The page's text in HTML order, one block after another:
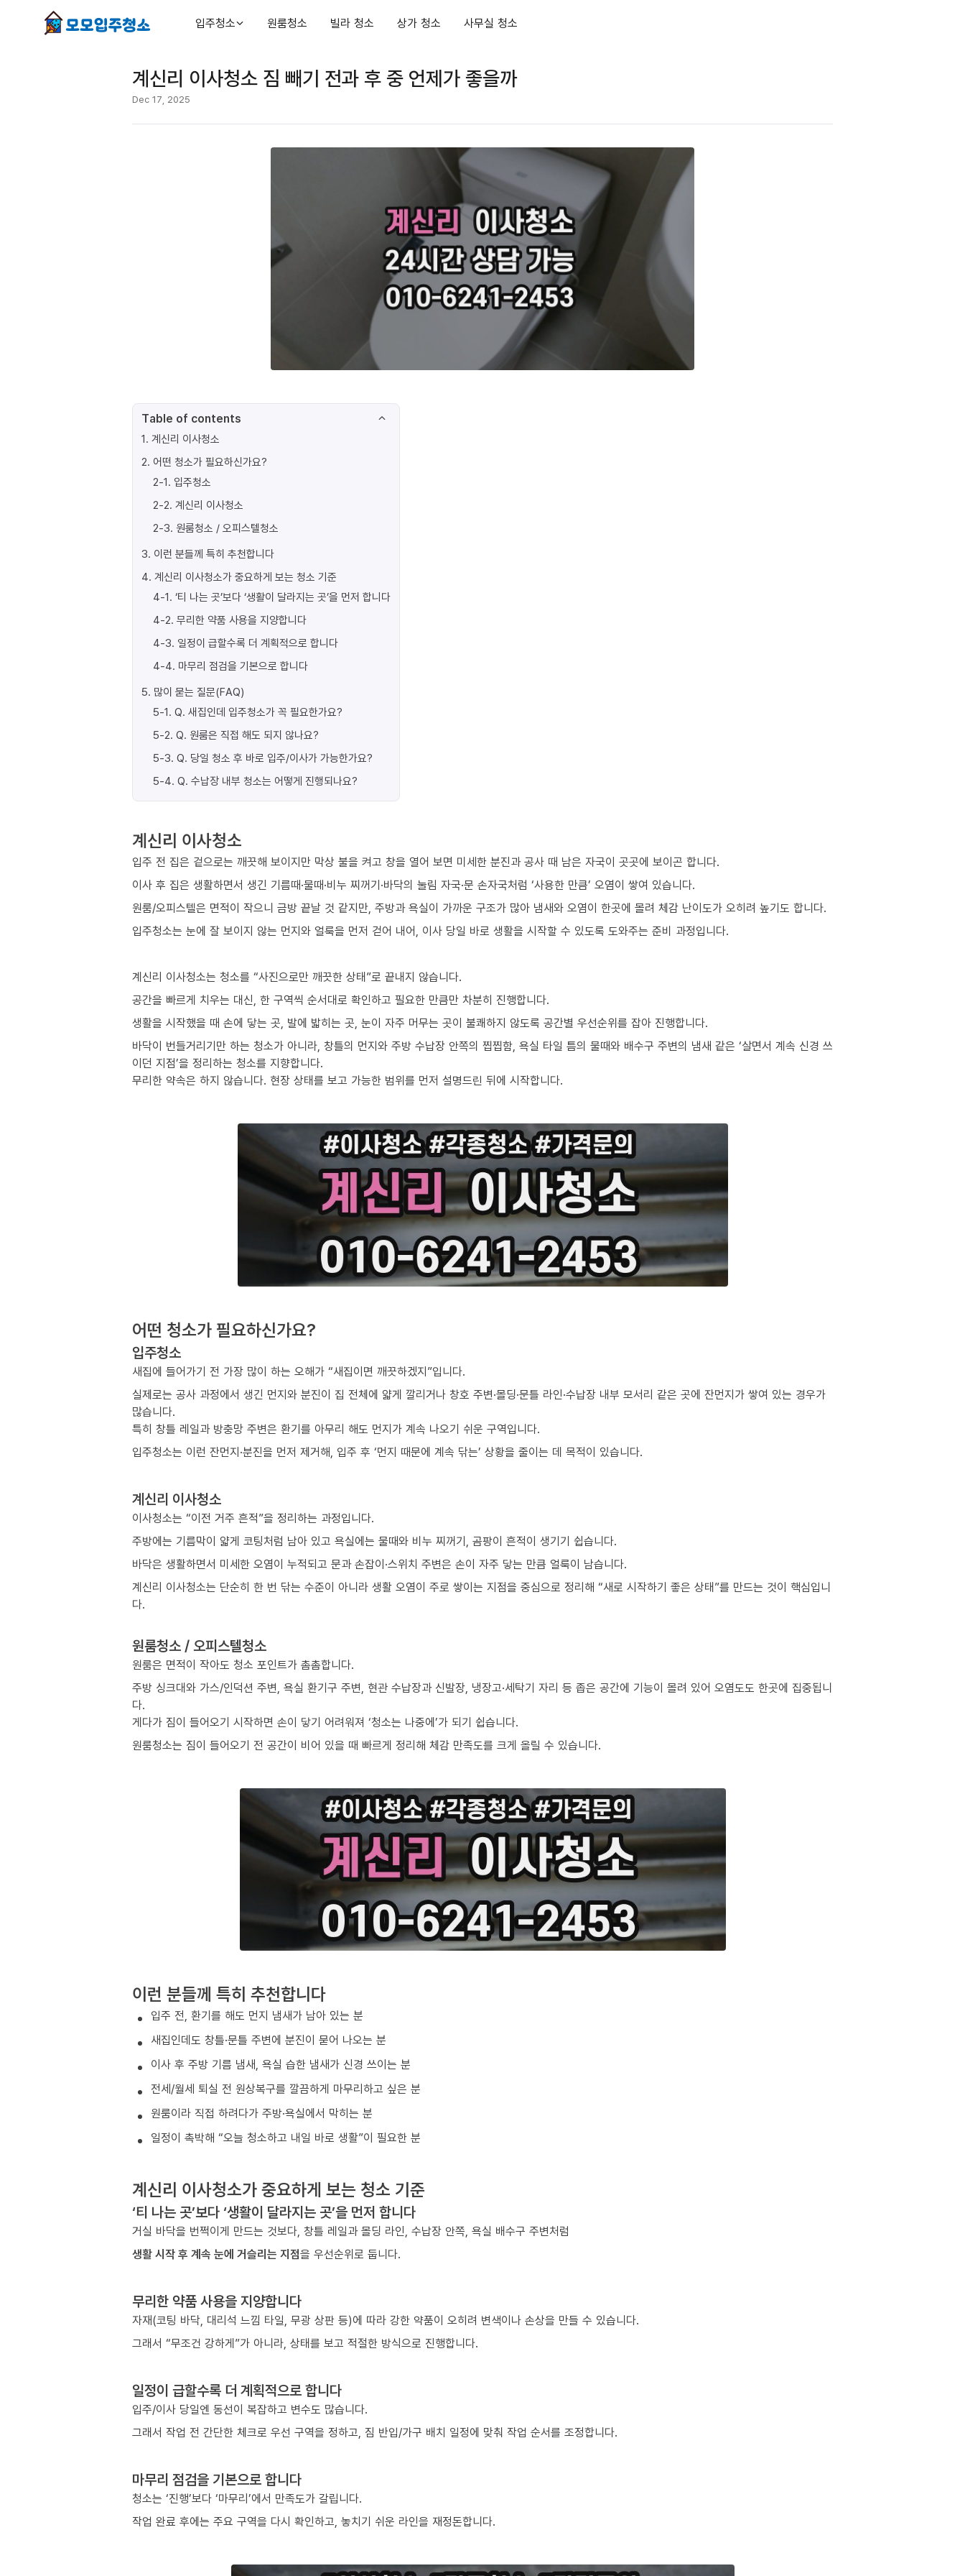
입주청소 원룸청소 빌라 청소 상가 청소 사무실 청소
계신리 이사청소 짐 빼기 전과 후 중 언제가 좋을까
Dec 17, 2025
Table of contents
1. 계신리 이사청소
2. 어떤 청소가 필요하신가요?
2-1. 입주청소
2-2. 계신리 이사청소
2-3. 원룸청소 / 오피스텔청소
3. 이런 분들께 특히 추천합니다
4. 계신리 이사청소가 중요하게 보는 청소 기준
4-1. ‘티 나는 곳’보다 ‘생활이 달라지는 곳’을 먼저 합니다
4-2. 무리한 약품 사용을 지양합니다
4-3. 일정이 급할수록 더 계획적으로 합니다
4-4. 마무리 점검을 기본으로 합니다
5. 많이 묻는 질문(FAQ)
5-1. Q. 새집인데 입주청소가 꼭 필요한가요?
5-2. Q. 원룸은 직접 해도 되지 않나요?
5-3. Q. 당일 청소 후 바로 입주/이사가 가능한가요?
5-4. Q. 수납장 내부 청소는 어떻게 진행되나요?
계신리 이사청소
입주 전 집은 겉으로는 깨끗해 보이지만 막상 불을 켜고 창을 열어 보면 미세한 분진과 공사 때 남은 자국이 곳곳에 보이곤 합니다.
이사 후 집은 생활하면서 생긴 기름때·물때·비누 찌꺼기·바닥의 눌림 자국·문 손자국처럼 ‘사용한 만큼’ 오염이 쌓여 있습니다.
원룸/오피스텔은 면적이 작으니 금방 끝날 것 같지만, 주방과 욕실이 가까운 구조가 많아 냄새와 오염이 한곳에 몰려 체감 난이도가 오히려 높기도 합니다.
입주청소는 눈에 잘 보이지 않는 먼지와 얼룩을 먼저 걷어 내어, 이사 당일 바로 생활을 시작할 수 있도록 도와주는 준비 과정입니다.
계신리 이사청소는 청소를 “사진으로만 깨끗한 상태”로 끝내지 않습니다.
공간을 빠르게 치우는 대신, 한 구역씩 순서대로 확인하고 필요한 만큼만 차분히 진행합니다.
생활을 시작했을 때 손에 닿는 곳, 발에 밟히는 곳, 눈이 자주 머무는 곳이 불쾌하지 않도록 공간별 우선순위를 잡아 진행합니다.
바닥이 번들거리기만 하는 청소가 아니라, 창틀의 먼지와 주방 수납장 안쪽의 찝찝함, 욕실 타일 틈의 물때와 배수구 주변의 냄새 같은 ‘살면서 계속 신경 쓰
이던 지점’을 정리하는 청소를 지향합니다.
무리한 약속은 하지 않습니다. 현장 상태를 보고 가능한 범위를 먼저 설명드린 뒤에 시작합니다.
어떤 청소가 필요하신가요?
입주청소
새집에 들어가기 전 가장 많이 하는 오해가 “새집이면 깨끗하겠지”입니다.
실제로는 공사 과정에서 생긴 먼지와 분진이 집 전체에 얇게 깔리거나 창호 주변·몰딩·문틀 라인·수납장 내부 모서리 같은 곳에 잔먼지가 쌓여 있는 경우가
많습니다.
특히 창틀 레일과 방충망 주변은 환기를 아무리 해도 먼지가 계속 나오기 쉬운 구역입니다.
입주청소는 이런 잔먼지·분진을 먼저 제거해, 입주 후 ‘먼지 때문에 계속 닦는’ 상황을 줄이는 데 목적이 있습니다.
계신리 이사청소
이사청소는 “이전 거주 흔적”을 정리하는 과정입니다.
주방에는 기름막이 얇게 코팅처럼 남아 있고 욕실에는 물때와 비누 찌꺼기, 곰팡이 흔적이 생기기 쉽습니다.
바닥은 생활하면서 미세한 오염이 누적되고 문과 손잡이·스위치 주변은 손이 자주 닿는 만큼 얼룩이 남습니다.
계신리 이사청소는 단순히 한 번 닦는 수준이 아니라 생활 오염이 주로 쌓이는 지점을 중심으로 정리해 “새로 시작하기 좋은 상태”를 만드는 것이 핵심입니
다.
원룸청소 / 오피스텔청소
원룸은 면적이 작아도 청소 포인트가 촘촘합니다.
주방 싱크대와 가스/인덕션 주변, 욕실 환기구 주변, 현관 수납장과 신발장, 냉장고·세탁기 자리 등 좁은 공간에 기능이 몰려 있어 오염도도 한곳에 집중됩니
다.
게다가 짐이 들어오기 시작하면 손이 닿기 어려워져 ‘청소는 나중에’가 되기 쉽습니다.
원룸청소는 짐이 들어오기 전 공간이 비어 있을 때 빠르게 정리해 체감 만족도를 크게 올릴 수 있습니다.
이런 분들께 특히 추천합니다
입주 전, 환기를 해도 먼지 냄새가 남아 있는 분
새집인데도 창틀·문틀 주변에 분진이 묻어 나오는 분
이사 후 주방 기름 냄새, 욕실 습한 냄새가 신경 쓰이는 분
전세/월세 퇴실 전 원상복구를 깔끔하게 마무리하고 싶은 분
원룸이라 직접 하려다가 주방·욕실에서 막히는 분
일정이 촉박해 “오늘 청소하고 내일 바로 생활”이 필요한 분
계신리 이사청소가 중요하게 보는 청소 기준
‘티 나는 곳’보다 ‘생활이 달라지는 곳’을 먼저 합니다
거실 바닥을 번쩍이게 만드는 것보다, 창틀 레일과 몰딩 라인, 수납장 안쪽, 욕실 배수구 주변처럼
생활 시작 후 계속 눈에 거슬리는 지점을 우선순위로 둡니다.
무리한 약품 사용을 지양합니다
자재(코팅 바닥, 대리석 느낌 타일, 무광 상판 등)에 따라 강한 약품이 오히려 변색이나 손상을 만들 수 있습니다.
그래서 “무조건 강하게”가 아니라, 상태를 보고 적절한 방식으로 진행합니다.
일정이 급할수록 더 계획적으로 합니다
입주/이사 당일엔 동선이 복잡하고 변수도 많습니다.
그래서 작업 전 간단한 체크로 우선 구역을 정하고, 짐 반입/가구 배치 일정에 맞춰 작업 순서를 조정합니다.
마무리 점검을 기본으로 합니다
청소는 ‘진행’보다 ‘마무리’에서 만족도가 갈립니다.
작업 완료 후에는 주요 구역을 다시 확인하고, 놓치기 쉬운 라인을 재정돈합니다.